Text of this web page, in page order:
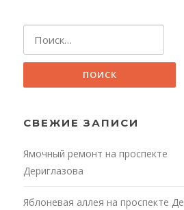
СВЕЖИЕ ЗАПИСИ
Ямочный ремонт на проспекте
Дериглазова
Яблоневая аллея на проспекте Де